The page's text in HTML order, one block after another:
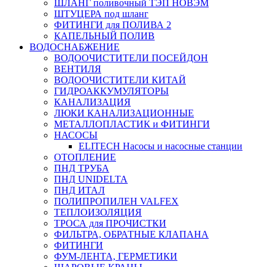
ШЛАНГ поливочный ТЭП НОВЭМ
ШТУЦЕРА под шланг
ФИТИНГИ для ПОЛИВА 2
КАПЕЛЬНЫЙ ПОЛИВ
ВОДОСНАБЖЕНИЕ
ВОДООЧИСТИТЕЛИ ПОСЕЙДОН
ВЕНТИЛЯ
ВОДООЧИСТИТЕЛИ КИТАЙ
ГИДРОАККУМУЛЯТОРЫ
КАНАЛИЗАЦИЯ
ЛЮКИ КАНАЛИЗАЦИОННЫЕ
МЕТАЛЛОПЛАСТИК и ФИТИНГИ
НАСОСЫ
ELITECH Насосы и насосные станции
ОТОПЛЕНИЕ
ПНД ТРУБА
ПНД UNIDELTA
ПНД ИТАЛ
ПОЛИПРОПИЛЕН VALFEX
ТЕПЛОИЗОЛЯЦИЯ
ТРОСА для ПРОЧИСТКИ
ФИЛЬТРА, ОБРАТНЫЕ КЛАПАНА
ФИТИНГИ
ФУМ-ЛЕНТА, ГЕРМЕТИКИ